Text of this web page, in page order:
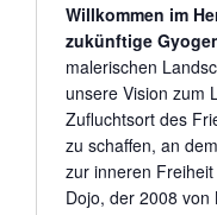
Willkommen im
zukünftige
malerischen
unsere Vision zum
Zufluchtsort des
zu schaffen, an
zur inneren
Dojo, der 2008